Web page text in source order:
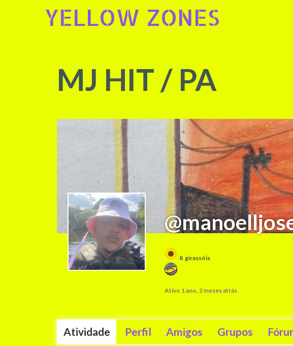
YELLOW ZONES
MJ HIT / PA
8 girassóis
Ativo 1 ano, 2 meses atrás
Atividade Perfil Amigos Grupos